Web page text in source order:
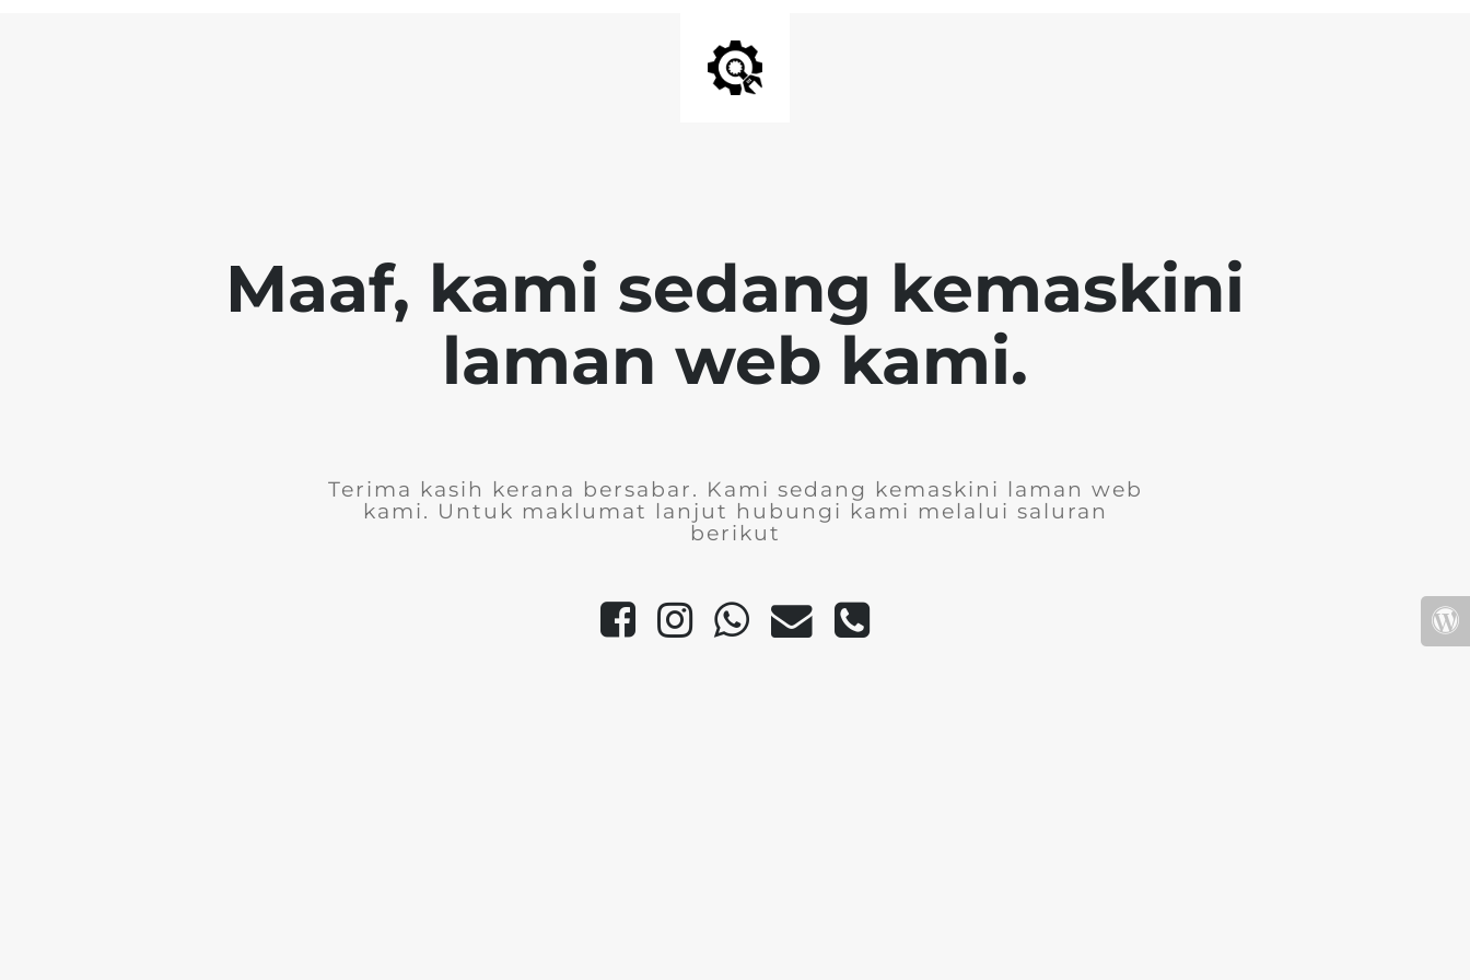
Maaf, kami sedang kemaskini
laman web kami.
Terima kasih kerana bersabar. Kami sedang kemaskini laman web
kami. Untuk maklumat lanjut hubungi kami melalui saluran
berikut